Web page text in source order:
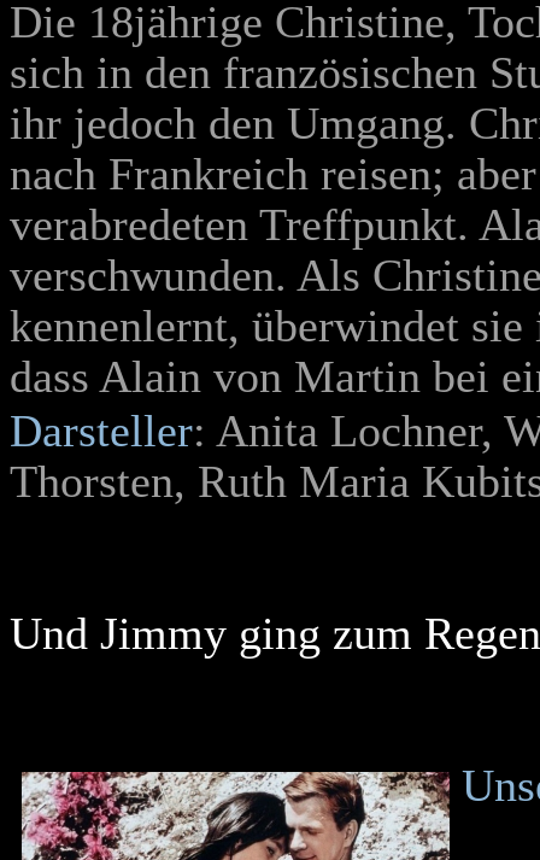
Die 18jährige Christine,
sich in den französischen
ihr jedoch den Umgang.
nach Frankreich reisen;
verabredeten Treffpunkt.
verschwunden. Als
kennenlernt, überwindet
dass Alain von Martin bei
Darsteller: Anita Lochner,
Thorsten, Ruth Maria
Und Jimmy ging zum
U